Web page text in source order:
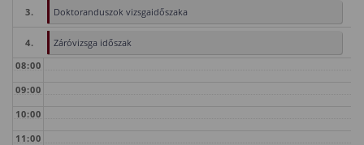
3. Doktoranduszok vizsgaidőszaka
4.
Záróvizsga időszak
08:00
09:00
10:00
11:00